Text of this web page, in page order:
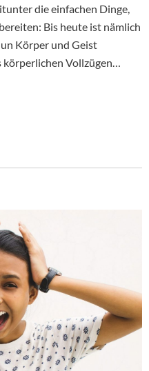
die einfachen Dinge,
Bis heute ist nämlich
Körper und Geist
körperlichen Vollzügen…